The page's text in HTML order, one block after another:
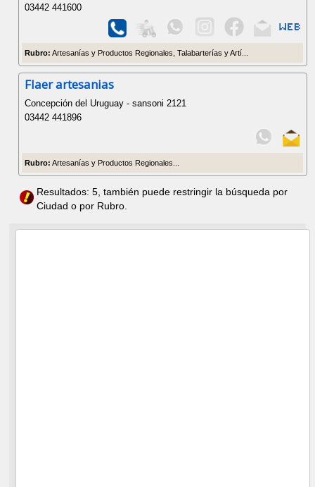
03442 441600
Rubro: Artesanías y Productos Regionales, Talabarterías y Artí...
Flaer artesanias
Concepción del Uruguay - sansoni 2121
03442 441896
Rubro: Artesanías y Productos Regionales...
Resultados: 5, también puede restringir la búsqueda por
Ciudad o por Rubro.